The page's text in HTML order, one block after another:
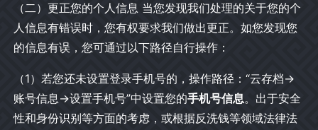
（二）更正您的个人信息 当您发现我们处理的关于您的个
人信息有错误时，您有权要求我们做出更正。如您发现您
的信息有误，您可通过以下路径自行操作：
（1）若您还未设置登录手机号的，操作路径：“云存档→
账号信息→设置手机号”中设置您的手机号信息。出于安全
性和身份识别等方面的考虑，或根据反洗钱等领域法律法